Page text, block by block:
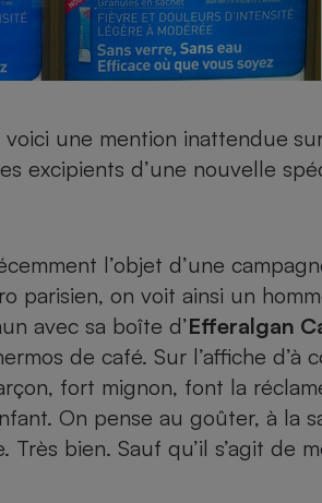
voici une mention inattendue
excipients d’une nouvelle
l’objet d’une
parisien, on voit ainsi un
avec sa boîte d’Efferalgan
de café. Sur l’affiche d’à
fort mignon, font la
On pense au goûter, à la
Très bien. Sauf qu’il s’agit de
alimentaire
Champagne
bouteille de
Assurance emprunteur
Banque en
Gros électroménager
Lave-linge
Internet
Téléphonie
Téléviseur
Matelas
Mutuelle
Antimoustique